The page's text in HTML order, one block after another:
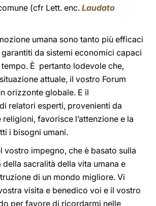
(cfr Lett. enc. Laudato
umana sono tanto più efficaci
da sistemi economici capaci
È pertanto lodevole che,
attuale, il vostro Forum
orizzonte globale. E il
relatori esperti, provenienti da
favorisce l’attenzione e la
i bisogni umani.
vostro impegno, che è basato sulla
sacralità della vita umana e
di un mondo migliore. Vi
visita e benedico voi e il vostro
per favore di ricordarmi nelle